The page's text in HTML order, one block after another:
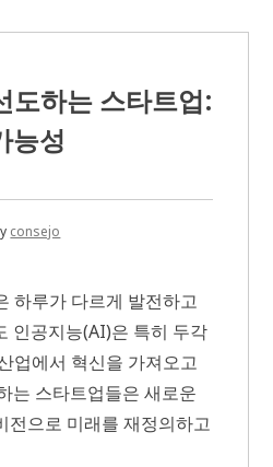
도하는 스타트업:
능성
consejo
하루가 다르게 발전하고
인공지능(AI)은 특히 두각
업에서 혁신을 가져오고
는 스타트업들은 새로운
전으로 미래를 재정의하고